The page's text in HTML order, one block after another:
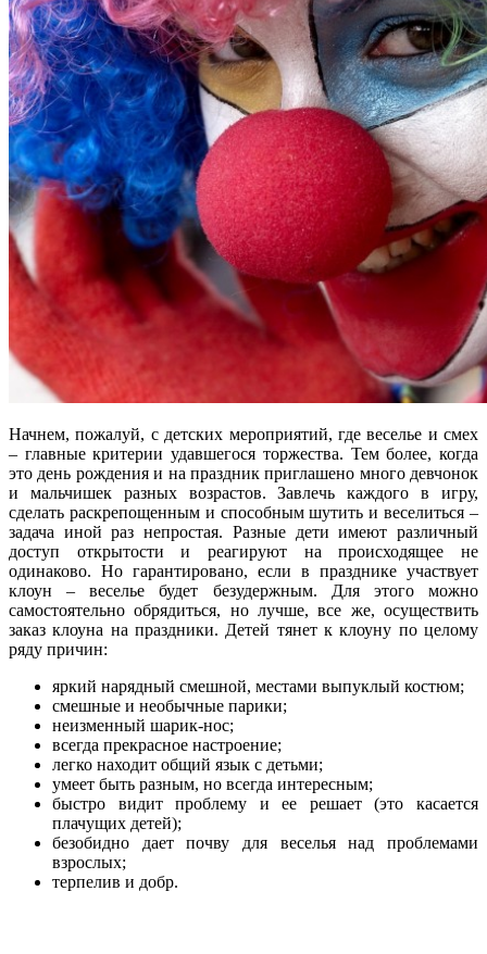
Начнем, пожалуй, с детских мероприятий, где веселье и смех
– главные критерии удавшегося торжества. Тем более, когда
это день рождения и на праздник приглашено много девчонок
и мальчишек разных возрастов. Завлечь каждого в игру,
сделать раскрепощенным и способным шутить и веселиться –
задача иной раз непростая. Разные дети имеют различный
доступ открытости и реагируют на происходящее не
одинаково. Но гарантировано, если в празднике участвует
клоун – веселье будет безудержным. Для этого можно
самостоятельно обрядиться, но лучше, все же, осуществить
заказ клоуна на праздники. Детей тянет к клоуну по целому
ряду причин:
яркий нарядный смешной, местами выпуклый костюм;
смешные и необычные парики;
неизменный шарик-нос;
всегда прекрасное настроение;
легко находит общий язык с детьми;
умеет быть разным, но всегда интересным;
быстро видит проблему и ее решает (это касается
плачущих детей);
безобидно дает почву для веселья над проблемами
взрослых;
терпелив и добр.